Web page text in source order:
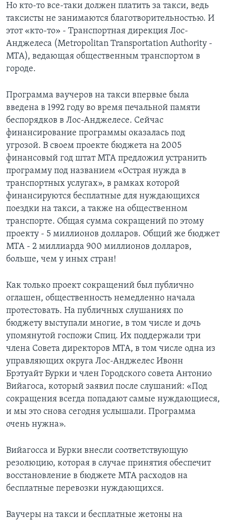
Но кто-то все-таки должен платить за такси, ведь
таксисты не занимаются благотворительностью. И
этот «кто-то» - Транспортная дирекция Лос-
Анджелеса (Metropolitan Transportation Authority -
MTA), ведающая общественным транспортом в
городе.
Программа ваучеров на такси впервые была
введена в 1992 году во время печальной памяти
беспорядков в Лос-Анджелесе. Сейчас
финансирование программы оказалась под
угрозой. В своем проекте бюджета на 2005
финансовый год штат МТА предложил устранить
программу под названием «Острая нужда в
транспортных услугах», в рамках которой
финансируются бесплатные для нуждающихся
поездки на такси, а также на общественном
транспорте. Общая сумма сокращений по этому
проекту - 5 миллионов долларов. Общий же бюджет
МТА - 2 миллиарда 900 миллионов долларов,
больше, чем у иных стран!
Как только проект сокращений был публично
оглашен, общественность немедленно начала
протестовать. На публичных слушаниях по
бюджету выступали многие, в том числе и дочь
упомянутой госпожи Спиц. Их поддержали три
члена Совета директоров МТА, в том числе одна из
управляющих округа Лос-Анджелес Ивонн
Брэтуайт Бурки и член Городского совета Антонио
Вийагоса, который заявил после слушаний: «Под
сокращения всегда попадают самые нуждающиеся,
и мы это снова сегодня услышали. Программа
очень нужна».
Вийагосса и Бурки внесли соответствующую
резолюцию, которая в случае принятия обеспечит
восстановление в бюджете МТА расходов на
бесплатные перевозки нуждающихся.
Ваучеры на такси и бесплатные жетоны на